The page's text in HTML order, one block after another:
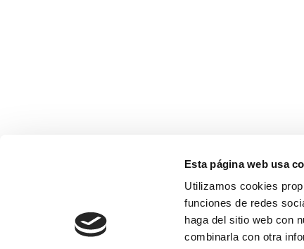
Esta página web usa
Utilizamos cookies
funciones de redes
haga del sitio web con
combinarla con otra